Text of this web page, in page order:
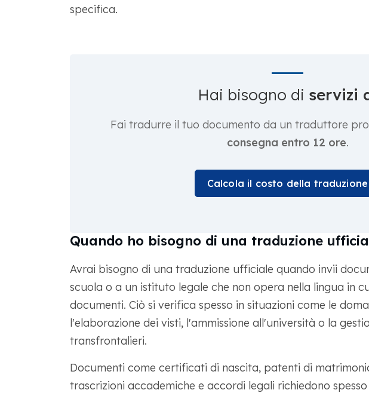
specifica.
Hai bisogno di servizi
Fai tradurre il tuo documento da un traduttore
consegna entro 12 ore.
Calcola il costo della traduzione
Quando ho bisogno di una traduzione
Avrai bisogno di una traduzione ufficiale quando invii
scuola o a un istituto legale che non opera nella lingua in
documenti. Ciò si verifica spesso in situazioni come le
l'elaborazione dei visti, l'ammissione all'università o la
transfrontalieri.
Documenti come certificati di nascita, patenti di
trascrizioni accademiche e accordi legali richiedono